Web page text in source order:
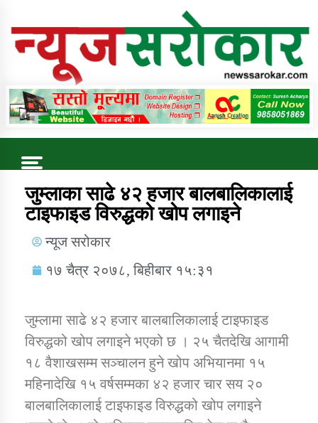
Online News Portal
Trending Now
कुषि बिकास कार्यालय जुम्ला सुचना सन्देश
डिभिजन कार्यालय जुम्लाको सुचना सन्देश
जुम्लाका साढे ४२ हजार बालबालिकालाई
टाइफाइड विरुद्धको खोप लगाइने
न्यूज सरोकार
१७ चैत्र २०७८, बिहीबार १५:३१
जुम्लामा साढे ४२ हजार बालबालिकालाई टाइफाइड
विरुद्धको खोप लगाइने भएको छ । २५ चैतदेखि आगामी
१८ वैशाखसम्म सञ्चालन हुने खोप अभियानमा १५
महिनादेखि १५ वर्षसम्मका ४२ हजार चार सय २०
बालबालिकालाई टाइफाइड विरुद्धको खोप लगाइने